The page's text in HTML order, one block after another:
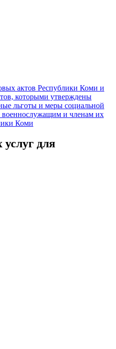
актов Республики Коми и
которыми утверждены
льготы и меры социальной
военнослужащим и членам их
Коми
для